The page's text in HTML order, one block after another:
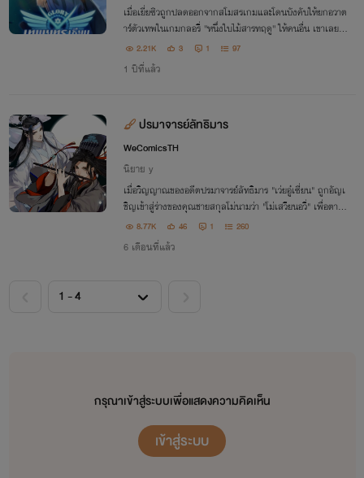
เมื่อเยี่ยซิวถูกปลดออกจากสโมสรเกมและโดนบังคับให้ยกอวาต
าร์ตัวเทพในเกมกลอรี่ ''หนึ่งใบไม้สารทฤดู'' ให้คนอื่น เขาเลยม
าทำงานร้านเน็ตคาเฟ่แทน ประจวบกับที่ช่วงนั้นเป็นช่วงครบ 10
ปีของเกมพอดี
2.21K 3 1 97
1 ปีที่แล้ว
ปรมาจารย์ลัทธิมาร
WeComicsTH
นิยาย y
เมื่อวิญญาณของอดีตปรมาจารย์ลัทธิมาร "เว่ยอู๋เซี่ยน" ถูกอัญเ
ชิญเข้าสู่ร่างของคุณชายสกุลโม่นามว่า "โม่เสวียนอวี่" เพื่อตาม
ชำระเรื่องราวที่ค้างคา ทำให้เขาได้พบกับ "หลานวั่งจี" อีกครั้ง
8.77K 46 1 260
6 เดือนที่แล้ว
กรุณาเข้าสู่ระบบเพื่อแสดงความคิดเห็น
เข้าสู่ระบบ